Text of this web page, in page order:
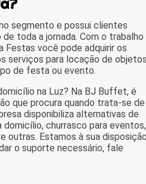
segmento e possui clientes
toda a jornada. Com o trabalho
você pode adquirir os
serviços para locação de
de festa ou evento.
na Luz? Na BJ Buffet, é
que procura quando trata-se de
disponibiliza alternativas de
churrasco para eventos,
outras. Estamos à sua
o suporte necessário, fale